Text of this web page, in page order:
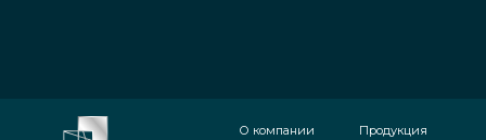
О компании
Продукция